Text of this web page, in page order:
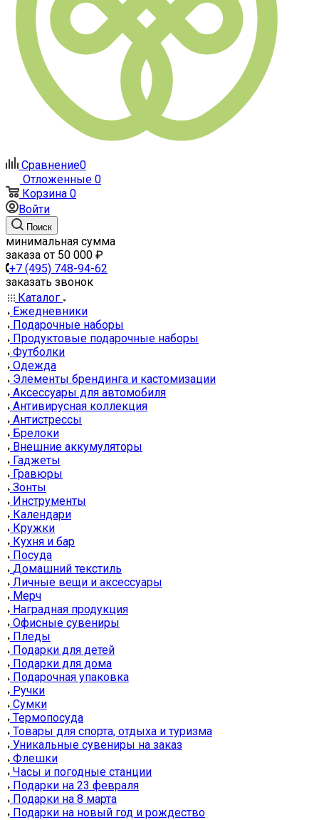
Сравнение0
Отложенные 0
Корзина 0
Войти
Поиск
минимальная сумма
заказа от 50 000 ₽
+7 (495) 748-94-62
заказать звонок
Каталог
Ежедневники
Подарочные наборы
Продуктовые подарочные наборы
Футболки
Одежда
Элементы брендинга и кастомизации
Аксессуары для автомобиля
Антивирусная коллекция
Антистрессы
Брелоки
Внешние аккумуляторы
Гаджеты
Гравюры
Зонты
Инструменты
Календари
Кружки
Кухня и бар
Посуда
Домашний текстиль
Личные вещи и аксессуары
Мерч
Наградная продукция
Офисные сувениры
Пледы
Подарки для детей
Подарки для дома
Подарочная упаковка
Ручки
Сумки
Термопосуда
Товары для спорта, отдыха и туризма
Уникальные сувениры на заказ
Флешки
Часы и погодные станции
Подарки на 23 февраля
Подарки на 8 марта
Подарки на новый год и рождество